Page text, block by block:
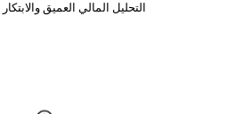
التحليل المالي العميق